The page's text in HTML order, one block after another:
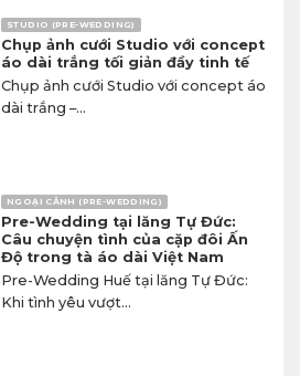
STUDIO (PRE-WEDDING)
Chụp ảnh cưới Studio với concept
áo dài trắng tối giản đầy tinh tế
Chụp ảnh cưới Studio với concept áo
dài trắng –...
NGOẠI CẢNH (PRE-WEDDING)
Pre-Wedding tại lăng Tự Đức:
Câu chuyện tình của cặp đôi Ấn
Độ trong tà áo dài Việt Nam
Pre-Wedding Huế tại lăng Tự Đức:
Khi tình yêu vượt...